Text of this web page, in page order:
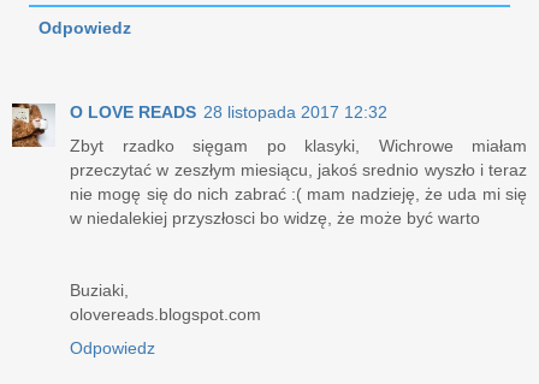
Odpowiedz
O LOVE READS 28 listopada 2017 12:32
Zbyt rzadko sięgam po klasyki, Wichrowe miałam
przeczytać w zeszłym miesiącu, jakoś srednio wyszło i teraz
nie mogę się do nich zabrać :( mam nadzieję, że uda mi się
w niedalekiej przyszłosci bo widzę, że może być warto
Buziaki,
olovereads.blogspot.com
Odpowiedz